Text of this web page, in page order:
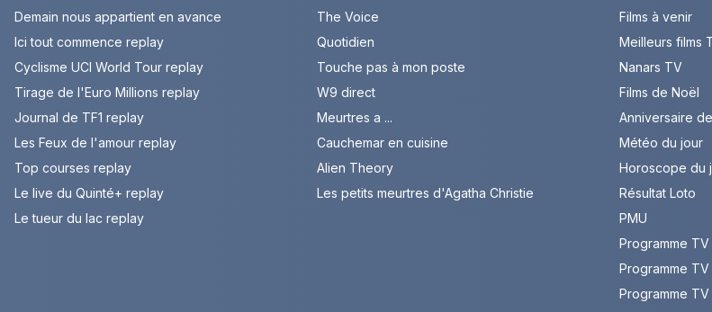
Demain nous appartient en avance
Ici tout commence replay
Cyclisme UCI World Tour replay
Tirage de l'Euro Millions replay
Journal de TF1 replay
Les Feux de l'amour replay
Top courses replay
Le live du Quinté+ replay
Le tueur du lac replay
The Voice
Quotidien
Touche pas à mon poste
W9 direct
Meurtres a ...
Cauchemar en cuisine
Alien Theory
Les petits meurtres d'Agatha Christie
Films à venir
Meilleurs films
Nanars TV
Films de Noël
Anniversaire
Météo du jour
Horoscope du
Résultat Loto
PMU
Programme
Programme
Programme